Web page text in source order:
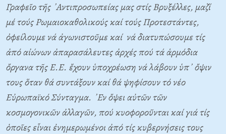
Γραφεῖο τῆς ᾿Αντιπροσωπείας μας στίς Βρυξέλλες, μαζί
μέ τούς Ρωμαιοκαθολικούς καί τούς Προτεστάντες,
ὀφείλουμε νά ἀγωνιστοῦμε καί νά διατυπώσουμε τίς
ἀπό αἰώνων ἀπαρασάλευτες ἀρχές πού τά ἁρμόδια
ὄργανα τῆς Ε.Ε. ἔχουν ὑποχρέωση νά λάβουν ὑπ᾿ ὄψιν
τους ὅταν θά συντάξουν καί θά ψηφίσουν τό νέο
Εὐρωπαϊκό Σύνταγμα. ᾿Εν ὄψει αὐτῶν τῶν
κοσμογονικῶν ἀλλαγῶν, πού κυοφοροῦνται καί γιά τίς
ὁποῖες εἶναι ἐνημερωμένοι ἀπό τίς κυβερνήσεις τους